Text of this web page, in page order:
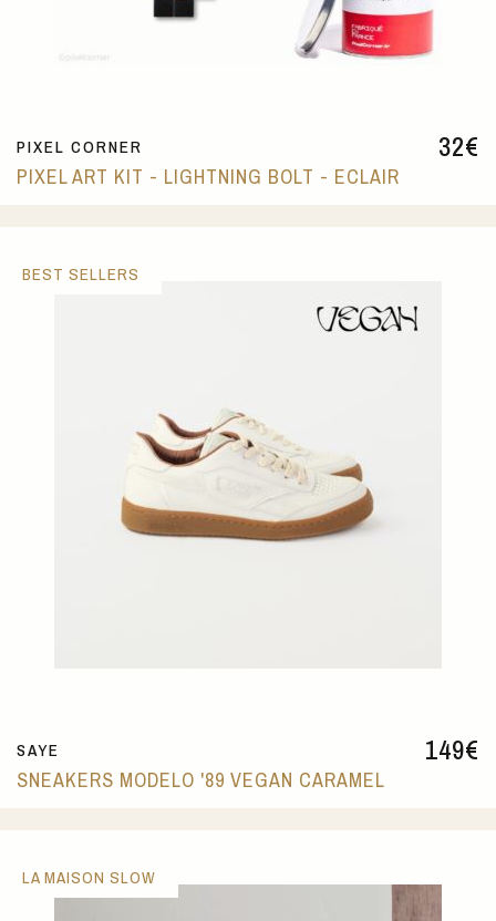
32€
PIXEL CORNER
PIXEL ART KIT - LIGHTNING BOLT - ECLAIR
149€
SAYE
SNEAKERS MODELO '89 VEGAN CARAMEL
BEST SELLERS
LA MAISON SLOW